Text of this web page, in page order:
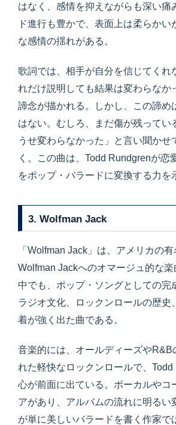
はなく、感情を抑えながらも深い痛
ド進行も豊かで、表面上は柔らかい
な感情の揺れがある。
歌詞では、相手が自分を信じてくれ
れだけ説明しても結果は変わらなか
諦念が描かれる。しかし、この諦め
はない。むしろ、まだ傷が残ってい
うせ変わらなかった」と言い聞かせ
く。この曲は、Todd Rundgrenが恋
をポップ・バラードに変換する力を
3. Wolfman Jack
「Wolfman Jack」は、アメリカの有
Wolfman Jackへのオマージュ的な
中でも、ポップ・ソングとしての完
ラジオ文化、ロックンロールの歴史
着が強く出た曲である。
音楽的には、オールディーズやR&B
れた軽快なロックンロールで、
心が前面に出ている。ボーカルやコ
アがあり、アルバムの流れに明るい
が単に美しいバラードを書く作家で